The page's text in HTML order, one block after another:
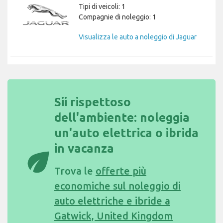
Tipi di veicoli: 1
Compagnie di noleggio: 1
Visualizza le auto a noleggio di Jaguar
eco
Sii rispettoso
dell'ambiente: noleggia
un'auto elettrica o ibrida
in vacanza
Trova le offerte più
economiche sul noleggio di
auto elettriche e ibride a
Gatwick, United Kingdom